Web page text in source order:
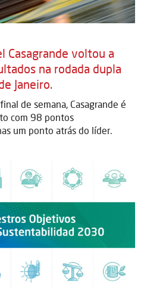
Casagrande voltou a
na rodada dupla
Janeiro.
de semana, Casagrande é
com 98 pontos
um ponto atrás do líder.